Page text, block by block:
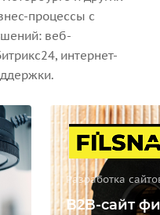
процессы с
веб-
интернет-
Разработка
B2B-сайт